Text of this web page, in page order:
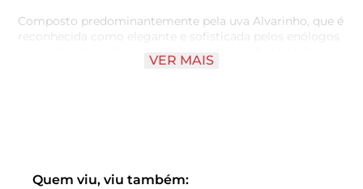
Composto predominantemente pela uva Alvarinho, que é
reconhecida como elegante e sofisticada pelos enólogos
e amantes de vinho, este vinho é cítrico e frutado, leve e
delicado. Com baixo teor alcoólico e ótima acidez, é
VER MAIS
Quem viu, viu também: